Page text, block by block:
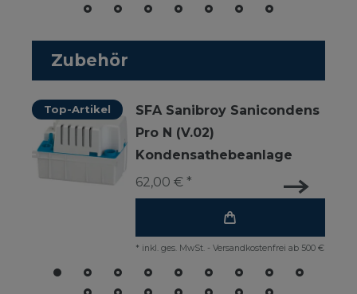
Zubehör
Top-Artikel
SFA Sanibroy Sanicondens
Pro N (V.02)
Kondensathebeanlage
62,00 € *
* inkl. ges. MwSt. - Versandkostenfrei ab 500 €